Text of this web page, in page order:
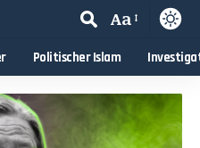
Aa
Politischer Islam